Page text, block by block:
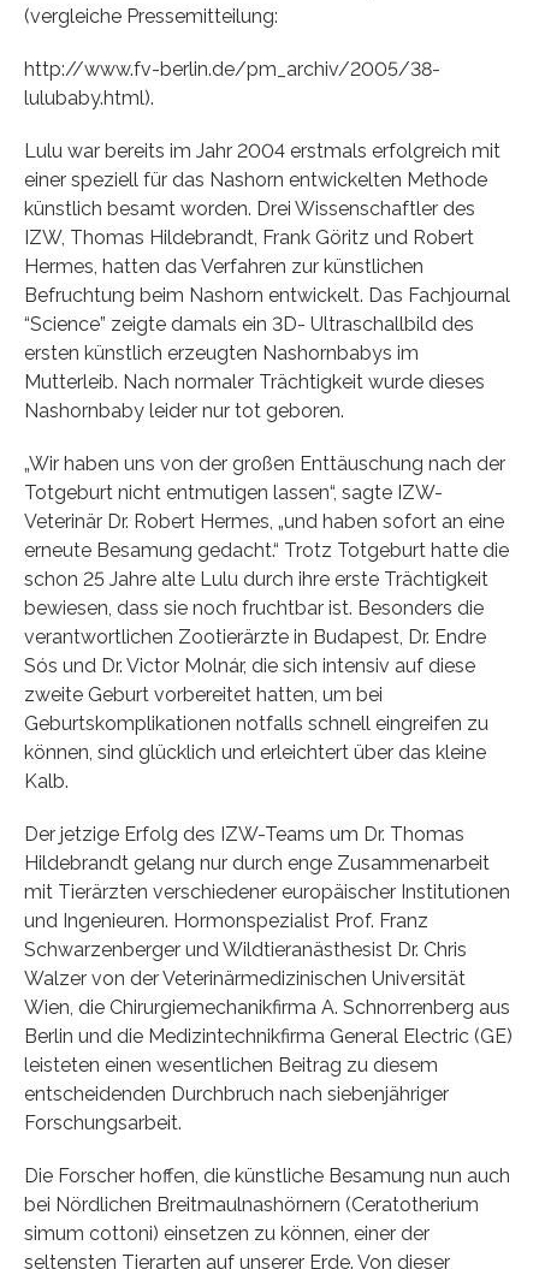
(vergleiche Pressemitteilung:
http://www.fv-berlin.de/pm_archiv/2005/38-
lulubaby.html).
Lulu war bereits im Jahr 2004 erstmals erfolgreich mit
einer speziell für das Nashorn entwickelten Methode
künstlich besamt worden. Drei Wissenschaftler des
IZW, Thomas Hildebrandt, Frank Göritz und Robert
Hermes, hatten das Verfahren zur künstlichen
Befruchtung beim Nashorn entwickelt. Das Fachjournal
“Science” zeigte damals ein 3D- Ultraschallbild des
ersten künstlich erzeugten Nashornbabys im
Mutterleib. Nach normaler Trächtigkeit wurde dieses
Nashornbaby leider nur tot geboren.
„Wir haben uns von der großen Enttäuschung nach der
Totgeburt nicht entmutigen lassen“, sagte IZW-
Veterinär Dr. Robert Hermes, „und haben sofort an eine
erneute Besamung gedacht.“ Trotz Totgeburt hatte die
schon 25 Jahre alte Lulu durch ihre erste Trächtigkeit
bewiesen, dass sie noch fruchtbar ist. Besonders die
verantwortlichen Zootierärzte in Budapest, Dr. Endre
Sós und Dr. Victor Molnár, die sich intensiv auf diese
zweite Geburt vorbereitet hatten, um bei
Geburtskomplikationen notfalls schnell eingreifen zu
können, sind glücklich und erleichtert über das kleine
Kalb.
Der jetzige Erfolg des IZW-Teams um Dr. Thomas
Hildebrandt gelang nur durch enge Zusammenarbeit
mit Tierärzten verschiedener europäischer Institutionen
und Ingenieuren. Hormonspezialist Prof. Franz
Schwarzenberger und Wildtieranästhesist Dr. Chris
Walzer von der Veterinärmedizinischen Universität
Wien, die Chirurgiemechanikfirma A. Schnorrenberg aus
Berlin und die Medizintechnikfirma General Electric (GE)
leisteten einen wesentlichen Beitrag zu diesem
entscheidenden Durchbruch nach siebenjähriger
Forschungsarbeit.
Die Forscher hoffen, die künstliche Besamung nun auch
bei Nördlichen Breitmaulnashörnern (Ceratotherium
simum cottoni) einsetzen zu können, einer der
seltensten Tierarten auf unserer Erde. Von dieser